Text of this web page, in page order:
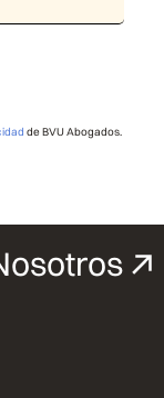
de BVU Abogados.